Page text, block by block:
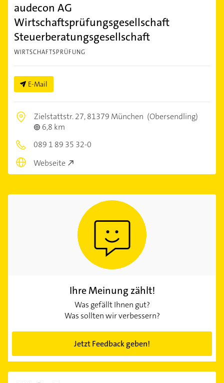
audecon AG
Wirtschaftsprüfungsgesellschaft
Steuerberatungsgesellschaft
WIRTSCHAFTSPRÜFUNG
E-Mail
Zielstattstr. 27,81379 München (Obersendling)
6,8 km
089 1 89 35 32-0
Webseite
Ihre Meinung zählt!
Was gefällt Ihnen gut?
Was sollten wir verbessern?
Jetzt Feedback geben!